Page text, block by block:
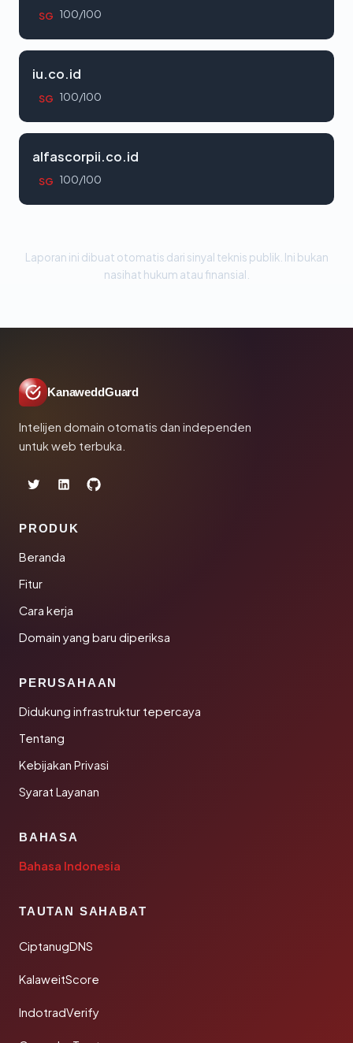
SG 100/100
iu.co.id
SG 100/100
alfascorpii.co.id
SG 100/100
Laporan ini dibuat otomatis dari sinyal teknis publik. Ini bukan
nasihat hukum atau finansial.
KanaweddGuard
Intelijen domain otomatis dan independen
untuk web terbuka.
PRODUK
Beranda
Fitur
Cara kerja
Domain yang baru diperiksa
PERUSAHAAN
Didukung infrastruktur tepercaya
Tentang
Kebijakan Privasi
Syarat Layanan
BAHASA
Bahasa Indonesia
TAUTAN SAHABAT
CiptanugDNS
KalaweitScore
IndotradVerify